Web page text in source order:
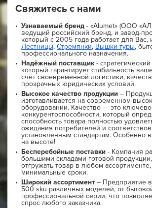
Свяжитесь с нами
Узнаваемый бренд - «Alumet» (ООО
ведущий российский бренд, и завод-
который с 2005 года работает для Вас,
Лестницы, Стремянки, Вышки-туры,
профессионального назначения.
Надёжный поставщик-
который гарантирует стабильность
счёт своевременной логистики,
прозрачных юридических условий.
Высокое качество продукции –
изготавливается на современном
оборудовании. Качество — это
конкурентоспособности, который
способность товара полностью
ожидания потребителей и
установленным стандартам. Особенно
на высоте!
Бесперебойные поставки - Компания
большими складами готовой
отгружать товар в любом
минимальные сроки.
Широкий ассортимент – Предприятие
500 sku различных моделей, от
профессиональной серии, что
спрос любого заказчика.